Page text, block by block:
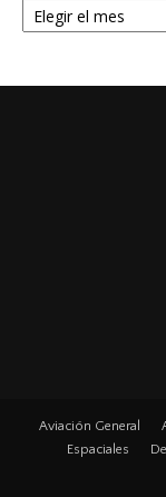
Aviación General
Espaciales